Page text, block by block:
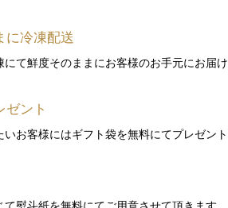
に冷凍配送
て鮮度そのままにお客様のお手元にお届け
ゼント
お客様にはギフト袋を無料にてプレゼント